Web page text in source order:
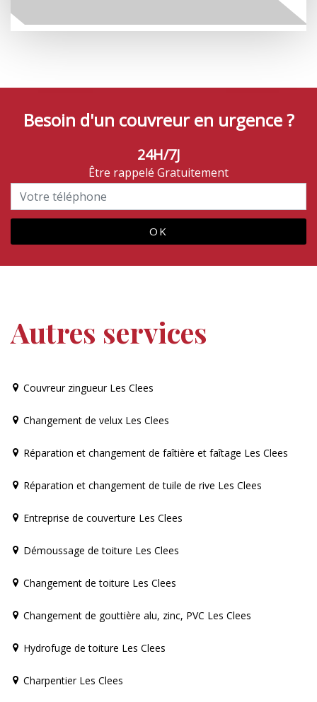
Besoin d'un couvreur en urgence ?
24H/7J
Être rappelé Gratuitement
Autres services
Couvreur zingueur Les Clees
Changement de velux Les Clees
Réparation et changement de faîtière et faîtage Les Clees
Réparation et changement de tuile de rive Les Clees
Entreprise de couverture Les Clees
Démoussage de toiture Les Clees
Changement de toiture Les Clees
Changement de gouttière alu, zinc, PVC Les Clees
Hydrofuge de toiture Les Clees
Charpentier Les Clees